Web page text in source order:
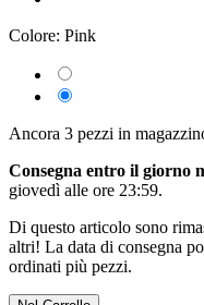
Colore: Pink
Ancora 3 pezzi in
Consegna entro il giorno
giovedì alle ore 23:59.
Di questo articolo sono
altri! La data di consegna
ordinati più pezzi.